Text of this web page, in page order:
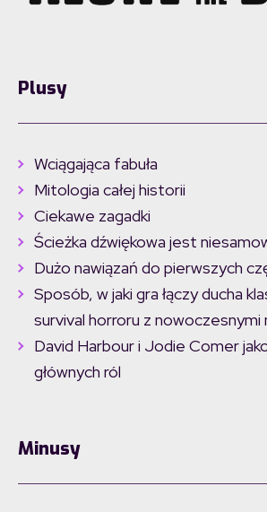
Plusy
Wciągająca fabuła
Mitologia całej historii
Ciekawe zagadki
Ścieżka dźwiękowa jest
Dużo nawiązań do pierwszych
Sposób, w jaki gra łączy ducha
survival horroru z nowoczesnymi
David Harbour i Jodie Comer
głównych ról
Minusy